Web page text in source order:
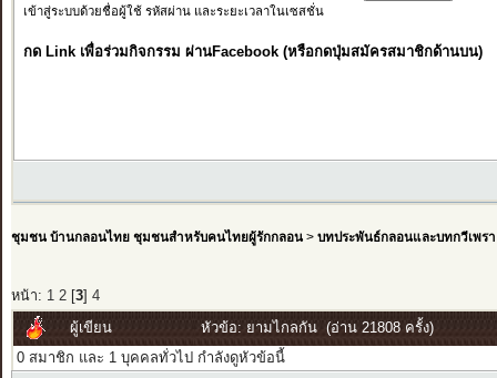
เข้าสู่ระบบด้วยชื่อผู้ใช้ รหัสผ่าน และระยะเวลาในเซสชั่น
กด Link เพื่อร่วมกิจกรรม ผ่านFacebook (หรือกดปุ่มสมัครสมาชิกด้านบน)
ชุมชน บ้านกลอนไทย ชุมชนสำหรับคนไทยผู้รักกลอน> บทประพันธ์กลอนและบทกวีเพรา
หน้า: 1 2[ 3] 4
ผู้เขียน
หัวข้อ: ยามไกลกัน (อ่าน 21808 ครั้ง)
0 สมาชิก และ 1 บุคคลทั่วไป กำลังดูหัวข้อนี้